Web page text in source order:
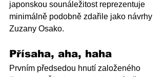
japonskou sounáležitost reprezentuje
minimálně podobně zdařile jako návrhy
Zuzany Osako.
Přísaha, aha, haha
Prvním předsedou hnutí založeného